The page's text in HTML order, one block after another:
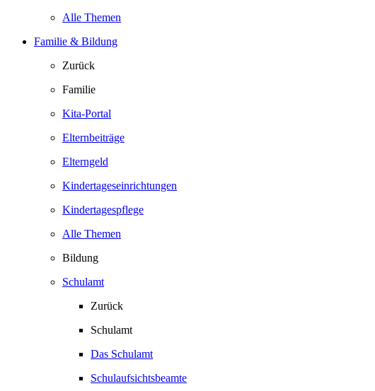
Alle Themen
Familie & Bildung
Zurück
Familie
Kita-Portal
Elternbeiträge
Elterngeld
Kindertageseinrichtungen
Kindertagespflege
Alle Themen
Bildung
Schulamt
Zurück
Schulamt
Das Schulamt
Schulaufsichtsbeamte